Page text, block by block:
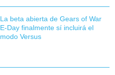
La beta abierta de Gears of War
E-Day finalmente sí incluirá el
modo Versus